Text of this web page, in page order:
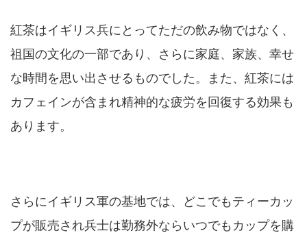
紅茶はイギリス兵にとってただの飲み物ではなく、
祖国の文化の一部であり、さらに家庭、家族、幸せ
な時間を思い出させるものでした。また、紅茶には
カフェインが含まれ精神的な疲労を回復する効果も
あります。
さらにイギリス軍の基地では、どこでもティーカッ
プが販売され兵士は勤務外ならいつでもカップを購